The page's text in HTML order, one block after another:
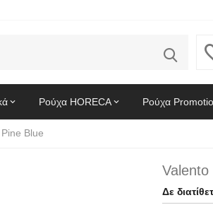
Ρούχα HORECA Ρούχα
Blue
Valento
Δε